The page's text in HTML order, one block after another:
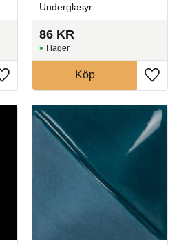
Lägg till i favoriter
Underglasyr
86 KR
Lägg
I lager
Köp